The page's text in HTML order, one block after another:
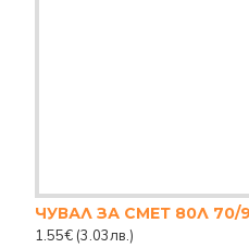
1.55€ (3.03лв.)